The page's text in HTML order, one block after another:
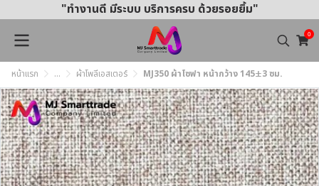
"ทำงานดี มีระบบ บริการครบ ด้วยรอยยิ้ม"
0
หน้าแรก ... ผ้าโพลีเอสเตอร์ MJ350 ผ้าโซฟา หน้ากว้าง 145±3 ซม.